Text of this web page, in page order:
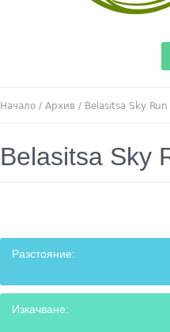
Начало / Архив / Belasitsa Sky
Belasitsa Sky
Разстояние:
Изкачване: